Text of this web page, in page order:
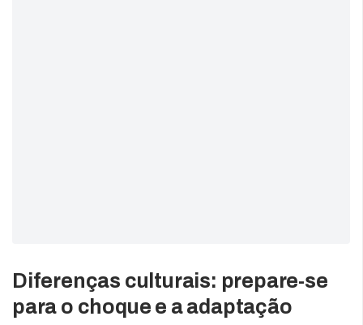
Diferenças culturais: prepare-se
para o choque e a adaptação